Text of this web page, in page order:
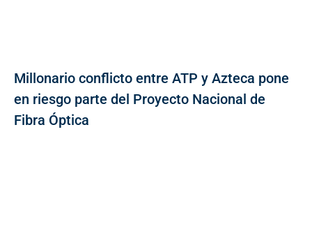
Millonario conflicto entre ATP y Azteca pone
en riesgo parte del Proyecto Nacional de
Fibra Óptica